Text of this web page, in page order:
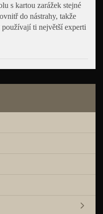
s kartou zarážek stejné
do nástrahy, takže
ti největší experti